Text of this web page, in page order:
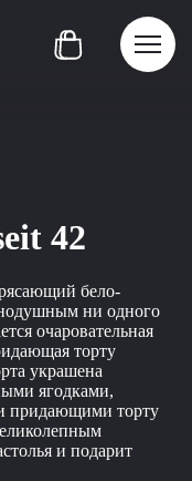
42
бело-
ни одного
очаровательная
торту
украшена
ягодками,
придающими торту
и подарит